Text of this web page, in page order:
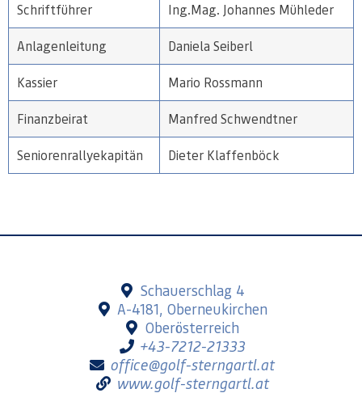
Schriftführer Ing.Mag. Johannes Mühleder
Anlagenleitung Daniela Seiberl
Kassier Mario Rossmann
Finanzbeirat Manfred Schwendtner
Seniorenrallyekapitän Dieter Klaffenböck
Schauerschlag 4
A-4181, Oberneukirchen
Oberösterreich
+43-7212-21333
office@golf-sterngartl.at
www.golf-sterngartl.at